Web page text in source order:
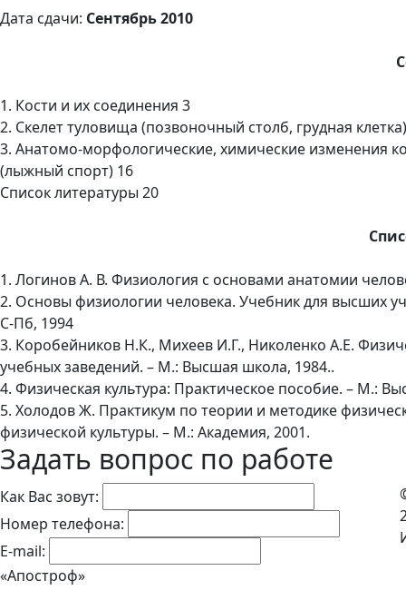
Дата сдачи: Сентябрь 2010
1. Кости и их соединения 3
2. Скелет туловища (позвоночный столб, грудная
3. Анатомо-морфологические, химические изменения
(лыжный спорт) 16
Список литературы 20
1. Логинов А. В. Физиология с основами анатомии
2. Основы физиологии человека. Учебник для высших
С-Пб, 1994
3. Коробейников Н.К., Михеев И.Г., Николенко А.Е.
учебных заведений. – М.: Высшая школа, 1984..
4. Физическая культура: Практическое пособие. – М.:
5. Холодов Ж. Практикум по теории и методике
физической культуры. – М.: Академия, 2001.
Задать вопрос по работе
Как Вас зовут:
Номер телефона:
E-mail:
«Апостроф»